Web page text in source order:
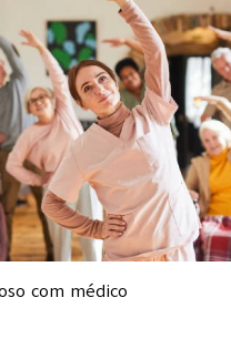
com médico